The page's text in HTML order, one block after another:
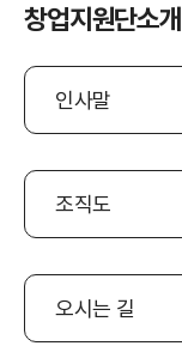
창업지원단소개
인사말
조직도
오시는 길